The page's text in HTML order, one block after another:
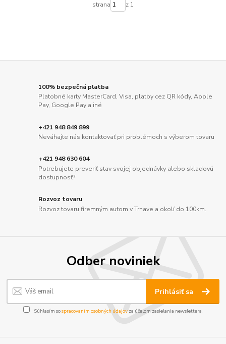
strana z 1
100% bezpečná platba
Platobné karty MasterCard, Visa, platby cez QR kódy, Apple
Pay, Google Pay a iné
+421 948 849 899
Neváhajte nás kontaktovať pri problémoch s výberom tovaru
+421 948 630 604
Potrebujete preveriť stav svojej objednávky alebo skladovú
dostupnosť?
Rozvoz tovaru
Rozvoz tovaru firemným autom v Trnave a okolí do 100km.
Odber noviniek
Prihlásiť sa
Súhlasím sospracovaním osobných údajov za účelom zasielania newslettera.